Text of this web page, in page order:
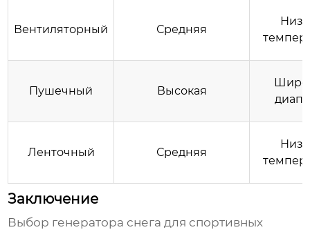
Вентиляторный Средняя
Пушечный Высокая
Ленточный Средняя
Заключение
Выбор генератора снега для спортивных